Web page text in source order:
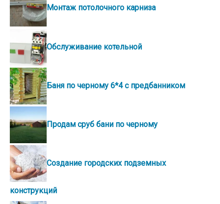
Монтаж потолочного карниза
Обслуживание котельной
Баня по черному 6*4 с предбанником
Продам сруб бани по черному
Создание городских подземных
конструкций